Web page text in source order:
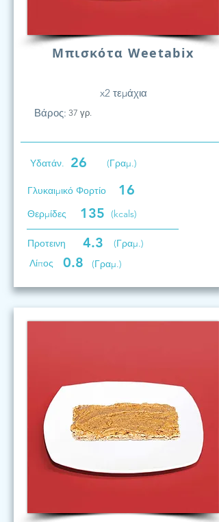
Μπισκότα Weetabix
x2 τεμάχια
Βάρος: 37 γρ.
Υδατάν. 26 (Γραμ.)
Γλυκαιμικό Φορτίο 16
Θερμίδες 135 (kcals)
Προτεινη 4.3
(Γραμ.)
Λίπος
0.8 (Γραμ.)